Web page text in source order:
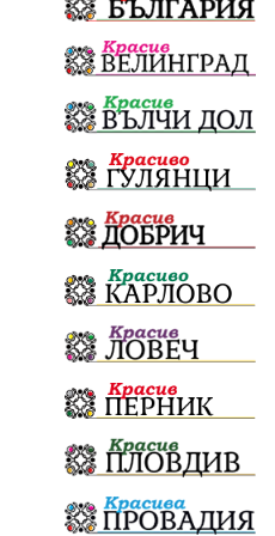
СигналиБезОтговор
ТърновскаКонституция
НародноСъбрание
ОбществениСредства
ШуменскаКрепост
ПраватаНаШофьора